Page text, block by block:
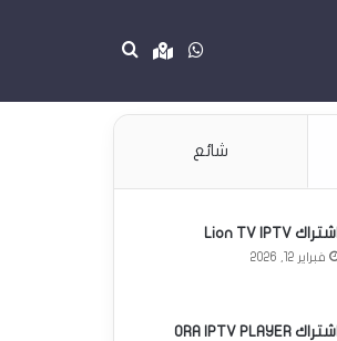
واتسابGoogle maps
بحث عن
شائع
اشتراك Lion TV IPTV
فبراير 12, 2026
اشتراك ORA IPTV PLAYER